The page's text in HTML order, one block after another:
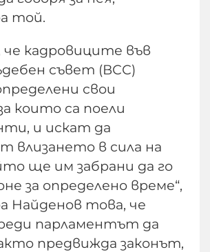
той.
че кадровиците във
съвет (ВСС)
свои
които са поели
и искат да
влизането в сила на
ще им забрани да го
за определено време“,
Найденов това, че
парламентът да
предвижда законът,